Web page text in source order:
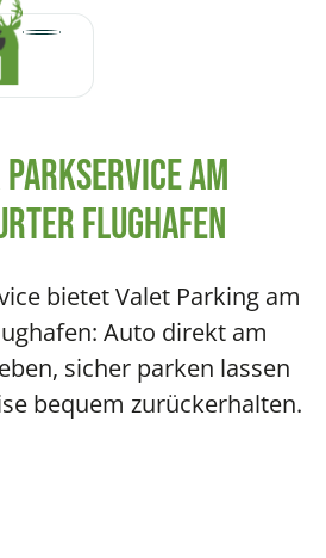
Parkservice am
Flughafen
bietet Valet Parking am
Auto direkt am
sicher parken lassen
bequem zurückerhalten.